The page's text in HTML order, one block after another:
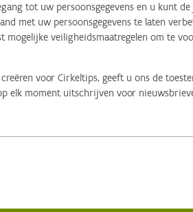
tot uw persoonsgegevens en u kunt
met uw persoonsgegevens te laten
veiligheidsmaatregelen om te
voor Cirkeltips, geeft u ons de
elk moment uitschrijven voor